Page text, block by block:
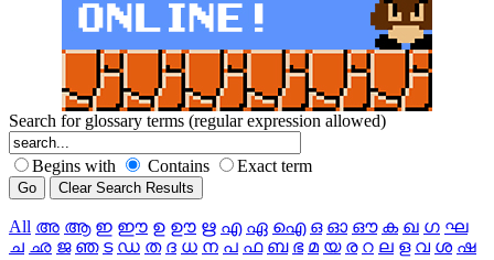
Search for glossary terms (regular expression allowed)
Begins with Contains Exact term
All അ ആ ഇ ഈ ഉ ഊ ഋ എ ഏ ഐ ഒ ഓ ഔ ക ഖ ഗ ഘ
ച ഛ ജ ഞ ട ഡ ത ദ ധ ന പ ഫ ബ ഭ മ യ ര റ ല ള വ ശ ഷ